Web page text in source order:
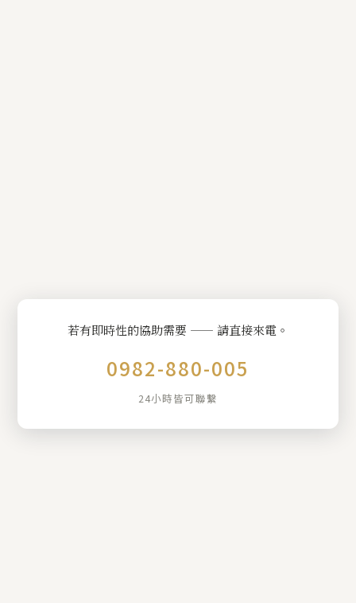
若有即時性的協助需要 —— 請直接來電。
0982-880-005
24小時皆可聯繫